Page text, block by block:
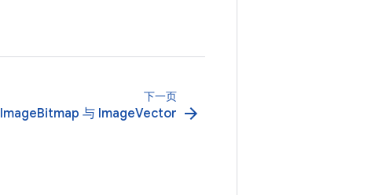
下一页
ImageBitmap 与 ImageVector arrow_forward